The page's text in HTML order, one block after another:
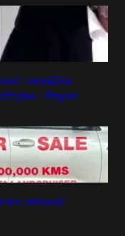
i Amidžića
– Region
km: Milioniti